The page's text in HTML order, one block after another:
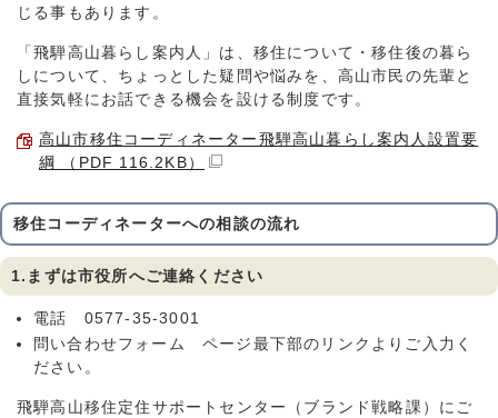
じる事もあります。
「飛騨高山暮らし案内人」は、移住について・移住後の暮ら
しについて、ちょっとした疑問や悩みを、高山市民の先輩と
直接気軽にお話できる機会を設ける制度です。
高山市移住コーディネーター飛騨高山暮らし案内人設置要
綱 （PDF 116.2KB）
移住コーディネーターへの相談の流れ
1.まずは市役所へご連絡ください
電話 0577-35-3001
問い合わせフォーム ページ最下部のリンクよりご入力く
ださい。
飛騨高山移住定住サポートセンター（ブランド戦略課）にご